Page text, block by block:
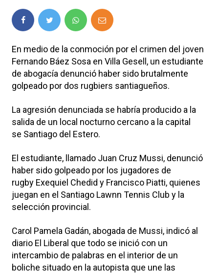
En medio de la conmoción por el crimen del joven
Fernando Báez Sosa en Villa Gesell, un estudiante
de abogacía denunció haber sido brutalmente
golpeado por dos rugbiers santiagueños.
La agresión denunciada se habría producido a la
salida de un local nocturno cercano a la capital
se Santiago del Estero.
El estudiante, llamado Juan Cruz Mussi, denunció
haber sido golpeado por los jugadores de
rugby Exequiel Chedid y Francisco Piatti, quienes
juegan en el Santiago Lawnn Tennis Club y la
selección provincial.
Carol Pamela Gadán, abogada de Mussi, indicó al
diario El Liberal que todo se inició con un
intercambio de palabras en el interior de un
boliche situado en la autopista que une las